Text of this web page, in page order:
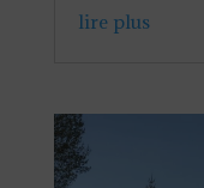
lire plus